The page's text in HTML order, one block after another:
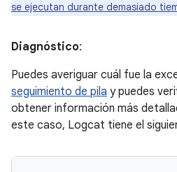
se ejecutan durante demasiado
Diagnóstico:
Puedes averiguar cuál fue la
seguimiento de pila y puedes
obtener información más
este caso, Logcat tiene el